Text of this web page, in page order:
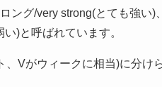
ング/very strong(とても強い
)と呼ばれています。
Vがウィークに相当)に分け